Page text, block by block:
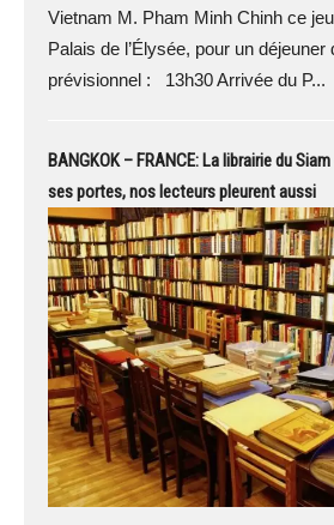
Vietnam M. Pham Minh Chinh ce
Palais de l’Élysée, pour un
prévisionnel : 13h30 Arrivée du P...
BANGKOK – FRANCE: La librairie du
ses portes, nos lecteurs pleurent aussi